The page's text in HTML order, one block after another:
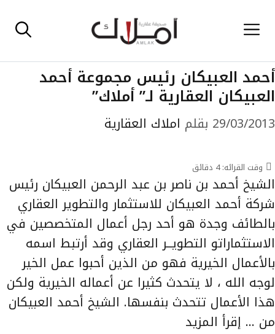
إلى القائمة
أحمد العبيكان رئيس مجموعة أحمد
العبيكان العقارية لـ” أملاك”
29/03/2013 بقلم املاك العقارية
وقت القرائه:4 دقائق
الشيخ أحمد بن ناصر بن عبد الرحمن العبيكان رئيس
شركة أحمد العبيكان للاستثمار والتطوير العقاري
بالطائف وجدة هو أحد رجل أعمال المتخصصين في
الاستثماراتو التطويــر العقاري وقد أرتبط اسمه
بالأعمال الخيرية فهو من الذين أحبوا عمل الخير
لوجه الله ، لا يتحدث كثيرا عن أعماله الخيرية ولكن
هذا الأعمال تتحدث بنفسها. الشيخ أحمد العبيكان
من … إقرأ المزيد